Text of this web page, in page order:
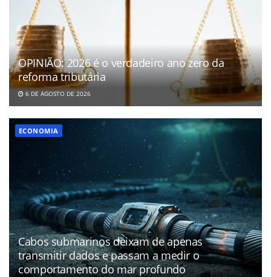
OPINIÃO: 2026 é o verdadeiro ano zero da
reforma tributária
6 DE AGOSTO DE 2026
ECONOMIA
Cabos submarinos deixam de apenas
transmitir dados e passam a medir o
comportamento do mar profundo